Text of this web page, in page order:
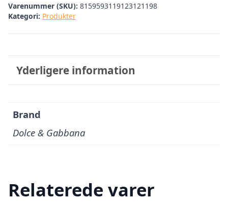
Varenummer (SKU): 8159593119123121198
Kategori: Produkter
Yderligere information
Brand
Dolce & Gabbana
Relaterede varer